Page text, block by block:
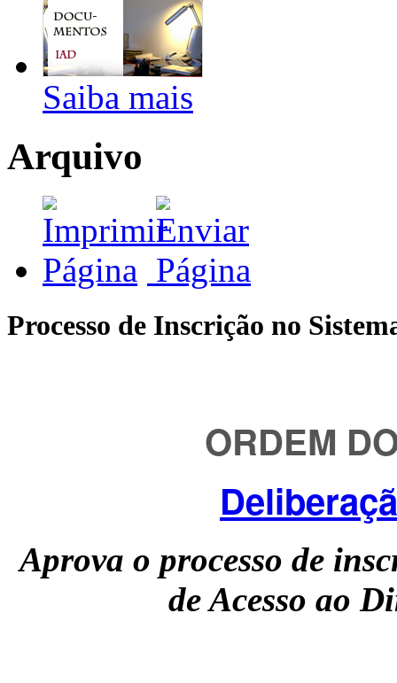
Saiba mais
Arquivo
Processo de Inscrição no
ORDEM
Aprova o processo de
de Acesso ao